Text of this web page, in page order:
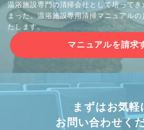
温浴施設専門の清掃会社として培って
まった、温浴施設専用清掃マニュアル
たします。
マニュアルを請求
まずはお気
お問い合わせく